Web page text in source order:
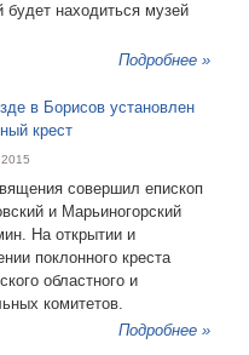
находиться музей
Подробнее »
в Борисов установлен
крест
совершил епископ
и Марьиногорский
На открытии и
поклонного креста
областного и
комитетов.
Подробнее »